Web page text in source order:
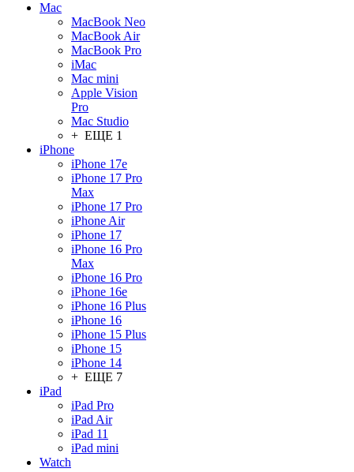
Mac
MacBook Neo
MacBook Air
MacBook Pro
iMac
Mac mini
Apple Vision
Pro
Mac Studio
+ ЕЩЕ 1
iPhone
iPhone 17e
iPhone 17 Pro
Max
iPhone 17 Pro
iPhone Air
iPhone 17
iPhone 16 Pro
Max
iPhone 16 Pro
iPhone 16e
iPhone 16 Plus
iPhone 16
iPhone 15 Plus
iPhone 15
iPhone 14
+ ЕЩЕ 7
iPad
iPad Pro
iPad Air
iPad 11
iPad mini
Watch